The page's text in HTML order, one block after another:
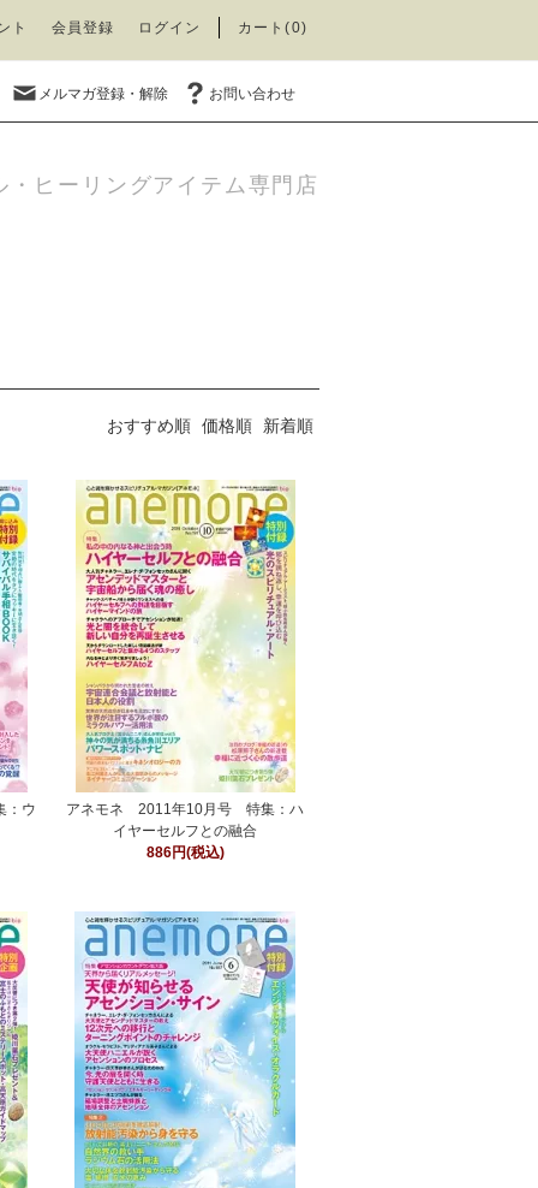
ト 会員登録 ログイン カート(0)
メルマガ登録・解除 お問い合わせ
ヒーリングアイテム専門店
おすすめ順 価格順 新着順
：ウ
アネモネ 2011年10月号 特集：ハ
イヤーセルフとの融合
886円(税込)